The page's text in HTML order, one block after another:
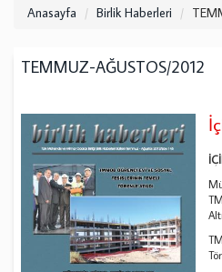
this
Anasayfa Birlik Haberleri
TEMMUZ-AĞUSTOS/2012